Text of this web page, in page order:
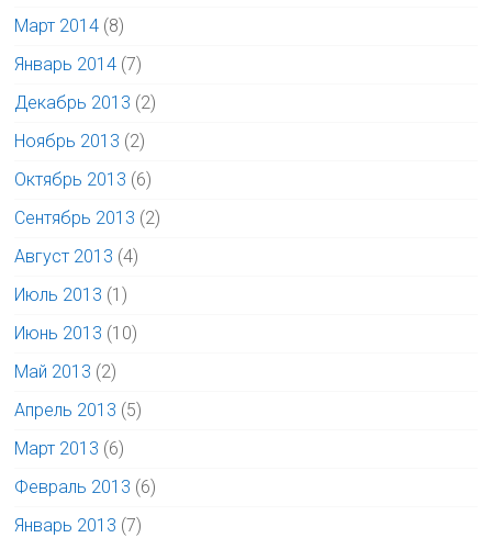
Март 2014 (8)
Январь 2014 (7)
Декабрь 2013 (2)
Ноябрь 2013 (2)
Октябрь 2013 (6)
Сентябрь 2013 (2)
Август 2013 (4)
Июль 2013 (1)
Июнь 2013 (10)
Май 2013 (2)
Апрель 2013 (5)
Март 2013 (6)
Февраль 2013 (6)
Январь 2013 (7)